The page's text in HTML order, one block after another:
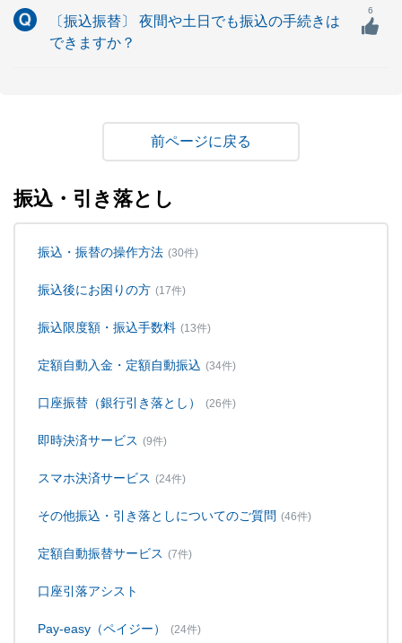
〔振込振替〕 夜間や土日でも振込の手続きは
できますか？
6
戻る
振込・引き落とし
振込・振替の操作方法 (30件)
振込後にお困りの方 (17件)
振込限度額・振込手数料 (13件)
定額自動入金・定額自動振込 (34件)
口座振替（銀行引き落とし） (26件)
即時決済サービス (9件)
スマホ決済サービス (24件)
その他振込・引き落としについてのご質問 (46件)
定額自動振替サービス (7件)
口座引落アシスト
Pay-easy（ペイジー） (24件)